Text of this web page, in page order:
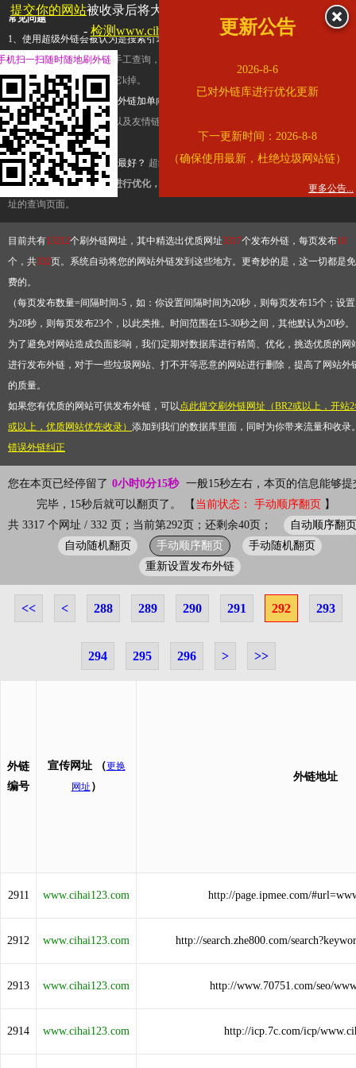
常见问题
1、使用超级外链会被认为是搜索引擎优化作弊吗？ 超级外链只是一个简便而集成
查询工具，模拟的是正常手工查询，不是作弊。如果是作弊，那您可以使用超级外
推广竞争对手的网址，让它k掉。
2、网站优化单纯依靠超级外链加单向链接可行吗？
链，需要结合普通的外链以及友情链接，您可以到站长论坛发布外链，到友情链接
台交换友情链接。
3、如何使用超级外链效果最好？ 超级外链不同于普通的外链，它是动态的链接，
有频繁使用超级外链工具进行优化，才能获得稳定的外链
，最终使搜索引擎收录带
址的查询页面。
目前共有13212个刷外链网址，其中精选出优质网址3317个发布外链，每页发布10
个，共332页。系统自动将您的网站外链发到这些地方。更奇妙的是，这一切都是免
费的。
（每页发布数量=间隔时间-5，如：你设置间隔时间为20秒，则每页发布15个；设置
为28秒，则每页发布23个，以此类推。时间范围在15-30秒之间，其他默认为20秒
为了避免对网站造成负面影响，我们定期对数据库进行精简、优化，挑选优质的网
进行发布外链，对于一些垃圾网站、打不开等恶意的网站进行删除，提高了网站外
的质量。
如果您有优质的网站可供发布外链，可以点此提交刷外链网址（BR2或以上，开站
或以上，优质网站优先收录） 添加到我们的数据库里面，同时为你带来流量和收录
错误外链纠正
您在本页已经停留了 0小时0分15秒 一般15秒左右，本页的信息能够提
完毕，15秒后就可以翻页了。 【 当前状态： 手动顺序翻页 】
共 3317 个网址 / 332 页；当前第292页；还剩余40页；
自动顺序翻页
自动随机翻页
手动顺序翻页
手动随机翻页
重新设置发布外链
<< < 288 289 290 291 292 293
294 295 296 > >>
外链
编号
宣传网址 （更换
网址 ）
外链地址
2911 www.cihai123.com http://page.ipmee.com/
2912 www.cihai123.com http://search.zhe800.com/
2913 www.cihai123.com http://www.70751.com/seo/
2914 www.cihai123.com http://icp.7c.com/icp/
提交你的网站被收录后将大幅提升流量和外链，
查看展示页面
- 检测www.cihai123.com是否收录
更新公告
2026-8-6
已对外链库进行优化更新
下一更新时间：2026-8-8
（确保使用最新，杜绝垃圾网站链）
更多公告...
机扫一扫随时随地刷外链